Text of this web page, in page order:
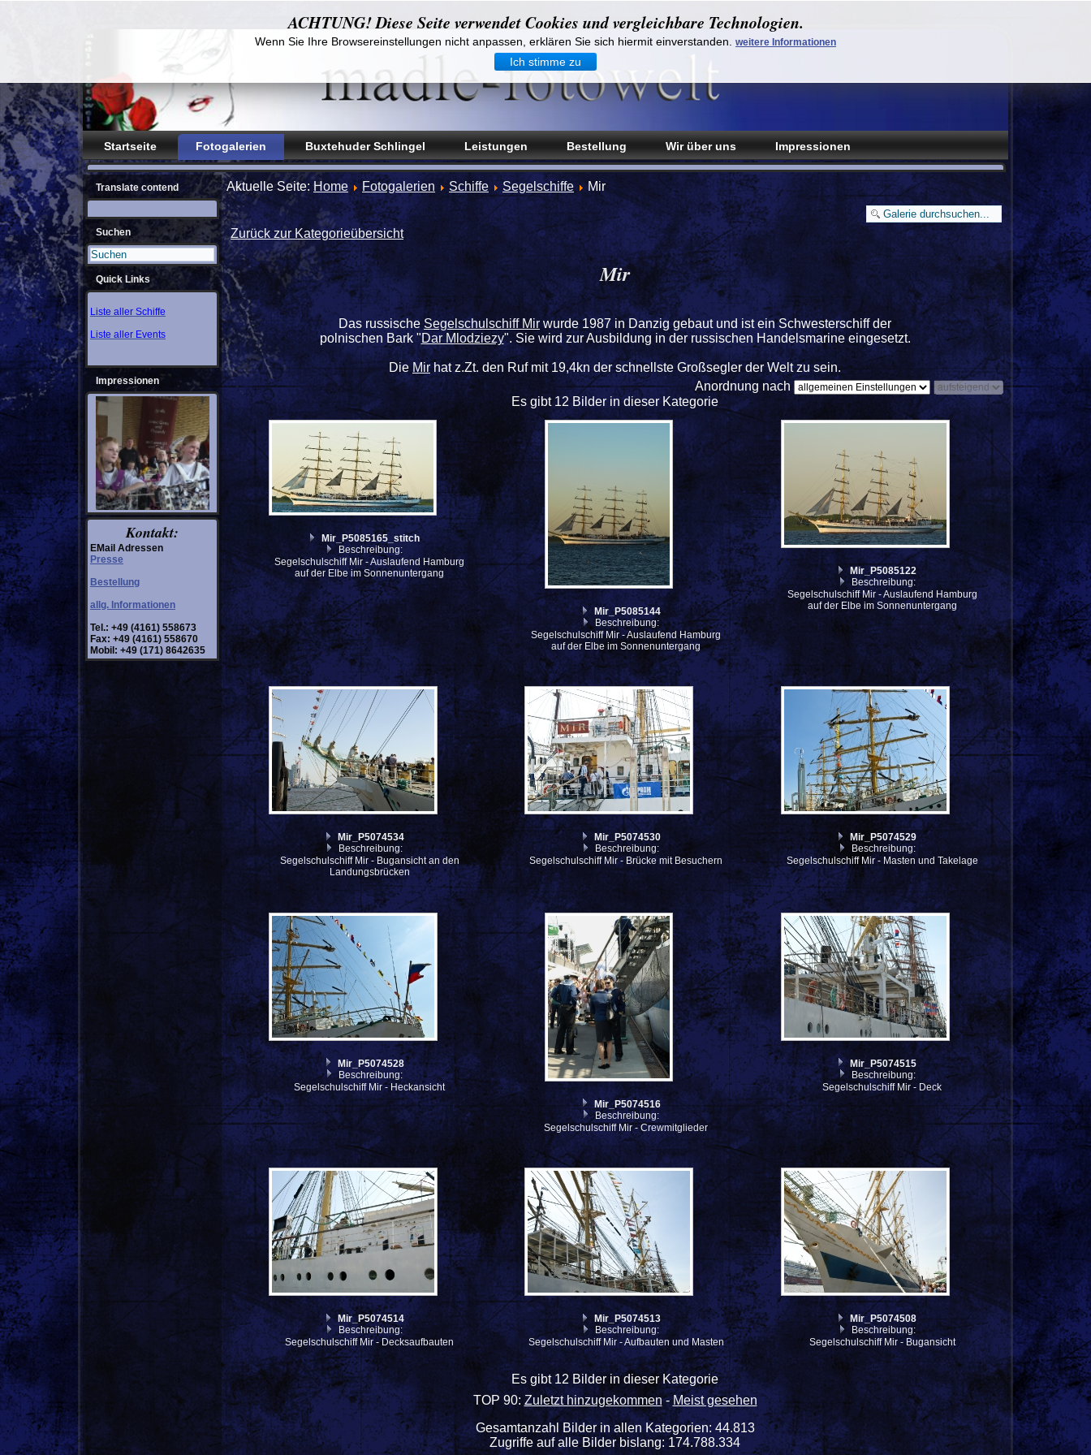
Startseite Fotogalerien Buxtehuder Schlingel Leistungen Bestellung Wir über uns Impressionen
ACHTUNG! Diese Seite verwendet Cookies und vergleichbare Technologien.
Wenn Sie Ihre Browsereinstellungen nicht anpassen, erklären Sie sich hiermit einverstanden. weitere Informationen
Ich stimme zu
Translate contend
Suchen
Quick Links
Liste aller Schiffe
Liste aller Events
Impressionen
Kontakt:
EMail Adressen
Presse
Bestellung
allg. Informationen
Tel.: +49 (4161) 558673
Fax: +49 (4161) 558670
Mobil: +49 (171) 8642635
Aktuelle Seite: Home Fotogalerien Schiffe Segelschiffe Mir
Zurück zur Kategorieübersicht
Mir
Das russischeSegelschulschiff Mirwurde 1987 in Danzig gebaut und ist ein Schwesterschiff der
polnischen Bark "Dar Mlodziezy". Sie wird zur Ausbildung in der russischen Handelsmarine eingesetzt.
DieMirhat z.Zt. den Ruf mit 19,4kn der schnellste Großsegler der Welt zu sein.
Anordnung nach
Es gibt 12 Bilder in dieser Kategorie
Mir_P5085165_stitch
Beschreibung:
Segelschulschiff Mir - Auslaufend Hamburg
auf der Elbe im Sonnenuntergang
Mir_P5085144
Beschreibung:
Segelschulschiff Mir - Auslaufend Hamburg
auf der Elbe im Sonnenuntergang
Mir_P5085122
Beschreibung:
Segelschulschiff Mir - Auslaufend Hamburg
auf der Elbe im Sonnenuntergang
Mir_P5074534
Beschreibung:
Segelschulschiff Mir - Bugansicht an den
Landungsbrücken
Mir_P5074530
Beschreibung:
Segelschulschiff Mir - Brücke mit Besuchern
Mir_P5074529
Beschreibung:
Segelschulschiff Mir - Masten und Takelage
Mir_P5074528
Beschreibung:
Segelschulschiff Mir - Heckansicht
Mir_P5074516
Beschreibung:
Segelschulschiff Mir - Crewmitglieder
Mir_P5074515
Beschreibung:
Segelschulschiff Mir - Deck
Mir_P5074514
Beschreibung:
Segelschulschiff Mir - Decksaufbauten
Mir_P5074513
Beschreibung:
Segelschulschiff Mir - Aufbauten und Masten
Mir_P5074508
Beschreibung:
Segelschulschiff Mir - Bugansicht
Es gibt 12 Bilder in dieser Kategorie
TOP 90: Zuletzt hinzugekommen-Meist gesehen
Gesamtanzahl Bilder in allen Kategorien: 44.813
Zugriffe auf alle Bilder bislang: 174.788.334